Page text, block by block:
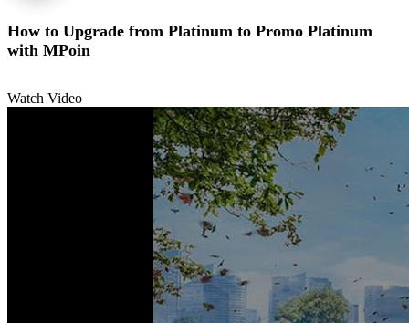
How to Upgrade from Platinum to Promo Platinum
with MPoin
Watch Video